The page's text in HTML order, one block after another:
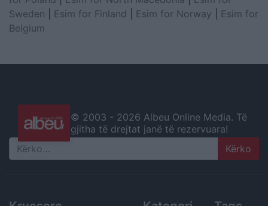
Sweden
Esim for Finland Esim for Norway
Esim for
Belgium
© 2003 - 2026 Albeu Online Media. Të
gjitha të drejtat janë të rezervuara!
Search